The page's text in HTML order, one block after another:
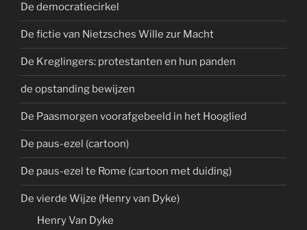
De democratiecirkel
De fictie van Nietzsches Wille zur Macht
De Kreglingers: protestanten en hun panden
de opstanding bewijzen
De Paasmorgen voorafgebeeld in het Hooglied
De paus-ezel (cartoon)
De paus-ezel te Rome (cartoon met duiding)
De vierde Wijze (Henry van Dyke)
Henry Van Dyke